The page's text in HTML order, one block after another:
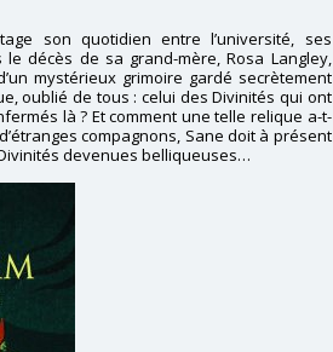
son quotidien entre l’université, ses
décès de sa grand-mère, Rosa Langley,
mystérieux grimoire gardé secrètement
oublié de tous : celui des Divinités qui ont
là ? Et comment une telle relique a-t-
compagnons, Sane doit à présent
devenues belliqueuses…